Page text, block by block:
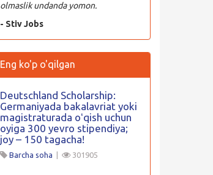
olmaslik undanda yomon.
- Stiv Jobs
Eng ko'p o'qilgan
Deutschland Scholarship:
Germaniyada bakalavriat yoki
magistraturada oʻqish uchun
oyiga 300 yevro stipendiya;
joy – 150 tagacha!
Barcha soha 301905